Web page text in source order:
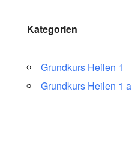
Kategorien
Grundkurs Heilen 1
Grundkurs Heilen 1 a